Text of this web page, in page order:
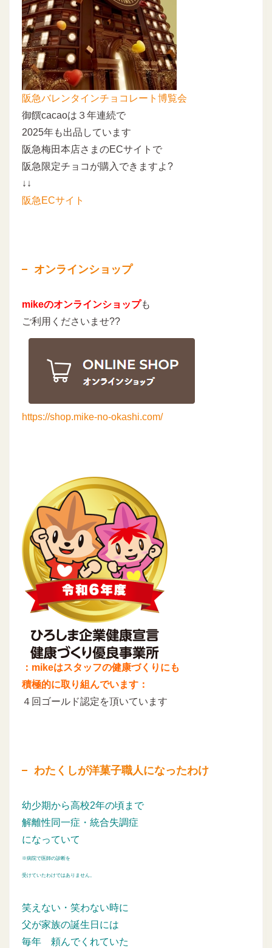
阪急バレンタインチョコレート博覧会
御饌cacaoは３年連続で
2025年も出品しています
阪急梅田本店さまのECサイトで
阪急限定チョコが購入できますよ?
↓↓
阪急ECサイト
オンラインショップ
mikeのオンラインショップも
ご利用くださいませ??
https://shop.mike-no-okashi.com/
：mikeはスタッフの健康づくりにも
積極的に取り組んでいます：
４回ゴールド認定を頂いています
わたくしが洋菓子職人になったわけ
幼少期から高校2年の頃まで
解離性同一症・統合失調症
になっていて
※病院で医師の診断を
受けていたわけではありません。
笑えない・笑わない時に
父が家族の誕生日には
毎年 頼んでくれていた